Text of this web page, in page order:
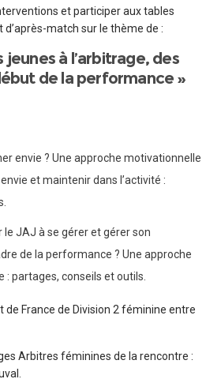
et participer aux tables
match sur le thème de :
jeunes à l’arbitrage, des
de la performance »
envie ? Une approche motivationnelle
et maintenir dans l’activité :
JAJ à se gérer et gérer son
de la performance ? Une approche
partages, conseils et outils.
de France de Division 2 féminine entre
Arbitres féminines de la rencontre :